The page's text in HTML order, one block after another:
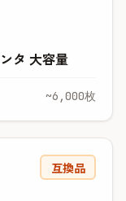
タ 大容量
~6,000枚
互換品